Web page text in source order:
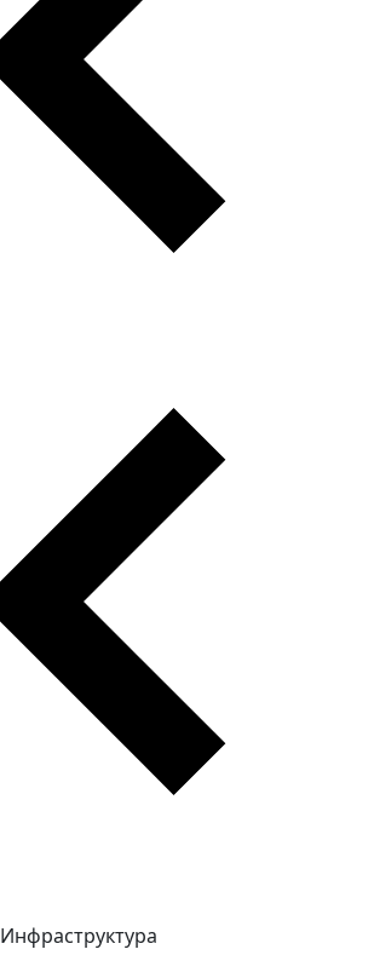
Инфраструктура